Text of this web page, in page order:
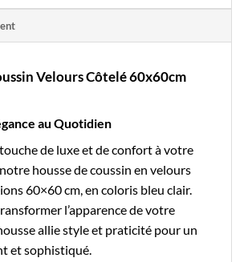
Velours Côtelé 60x60cm
au Quotidien
de luxe et de confort à votre
housse de coussin en velours
60×60 cm, en coloris bleu clair.
l’apparence de votre
allie style et praticité pour un
et sophistiqué.